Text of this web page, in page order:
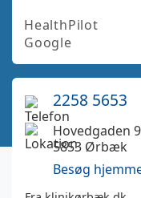
HealthPilot
Google
2258 5653
Hovedgaden
5853 Ørbæk
Besøg